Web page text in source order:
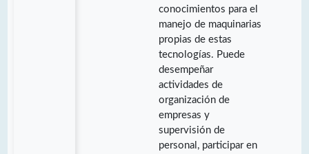
conocimientos para el
manejo de maquinarias
propias de estas
tecnologías. Puede
desempeñar
actividades de
organización de
empresas y
supervisión de
personal, participar en